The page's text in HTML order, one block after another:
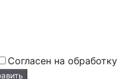
Согласен на обработку